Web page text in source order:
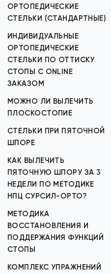
ОРТОПЕДИЧЕСКИЕ
СТЕЛЬКИ (СТАНДАРТНЫЕ)
ИНДИВИДУАЛЬНЫЕ
ОРТОПЕДИЧЕСКИЕ
СТЕЛЬКИ ПО ОТТИСКУ
СТОПЫ С ONLINE
ЗАКАЗОМ
МОЖНО ЛИ ВЫЛЕЧИТЬ
ПЛОСКОСТОПИЕ
СТЕЛЬКИ ПРИ ПЯТОЧНОЙ
ШПОРЕ
КАК ВЫЛЕЧИТЬ
ПЯТОЧНУЮ ШПОРУ ЗА 3
НЕДЕЛИ ПО МЕТОДИКЕ
НПЦ СУРСИЛ-ОРТО?
МЕТОДИКА
ВОССТАНОВЛЕНИЯ И
ПОДДЕРЖАНИЯ ФУНКЦИЙ
СТОПЫ
КОМПЛЕКС УПРАЖНЕНИЙ